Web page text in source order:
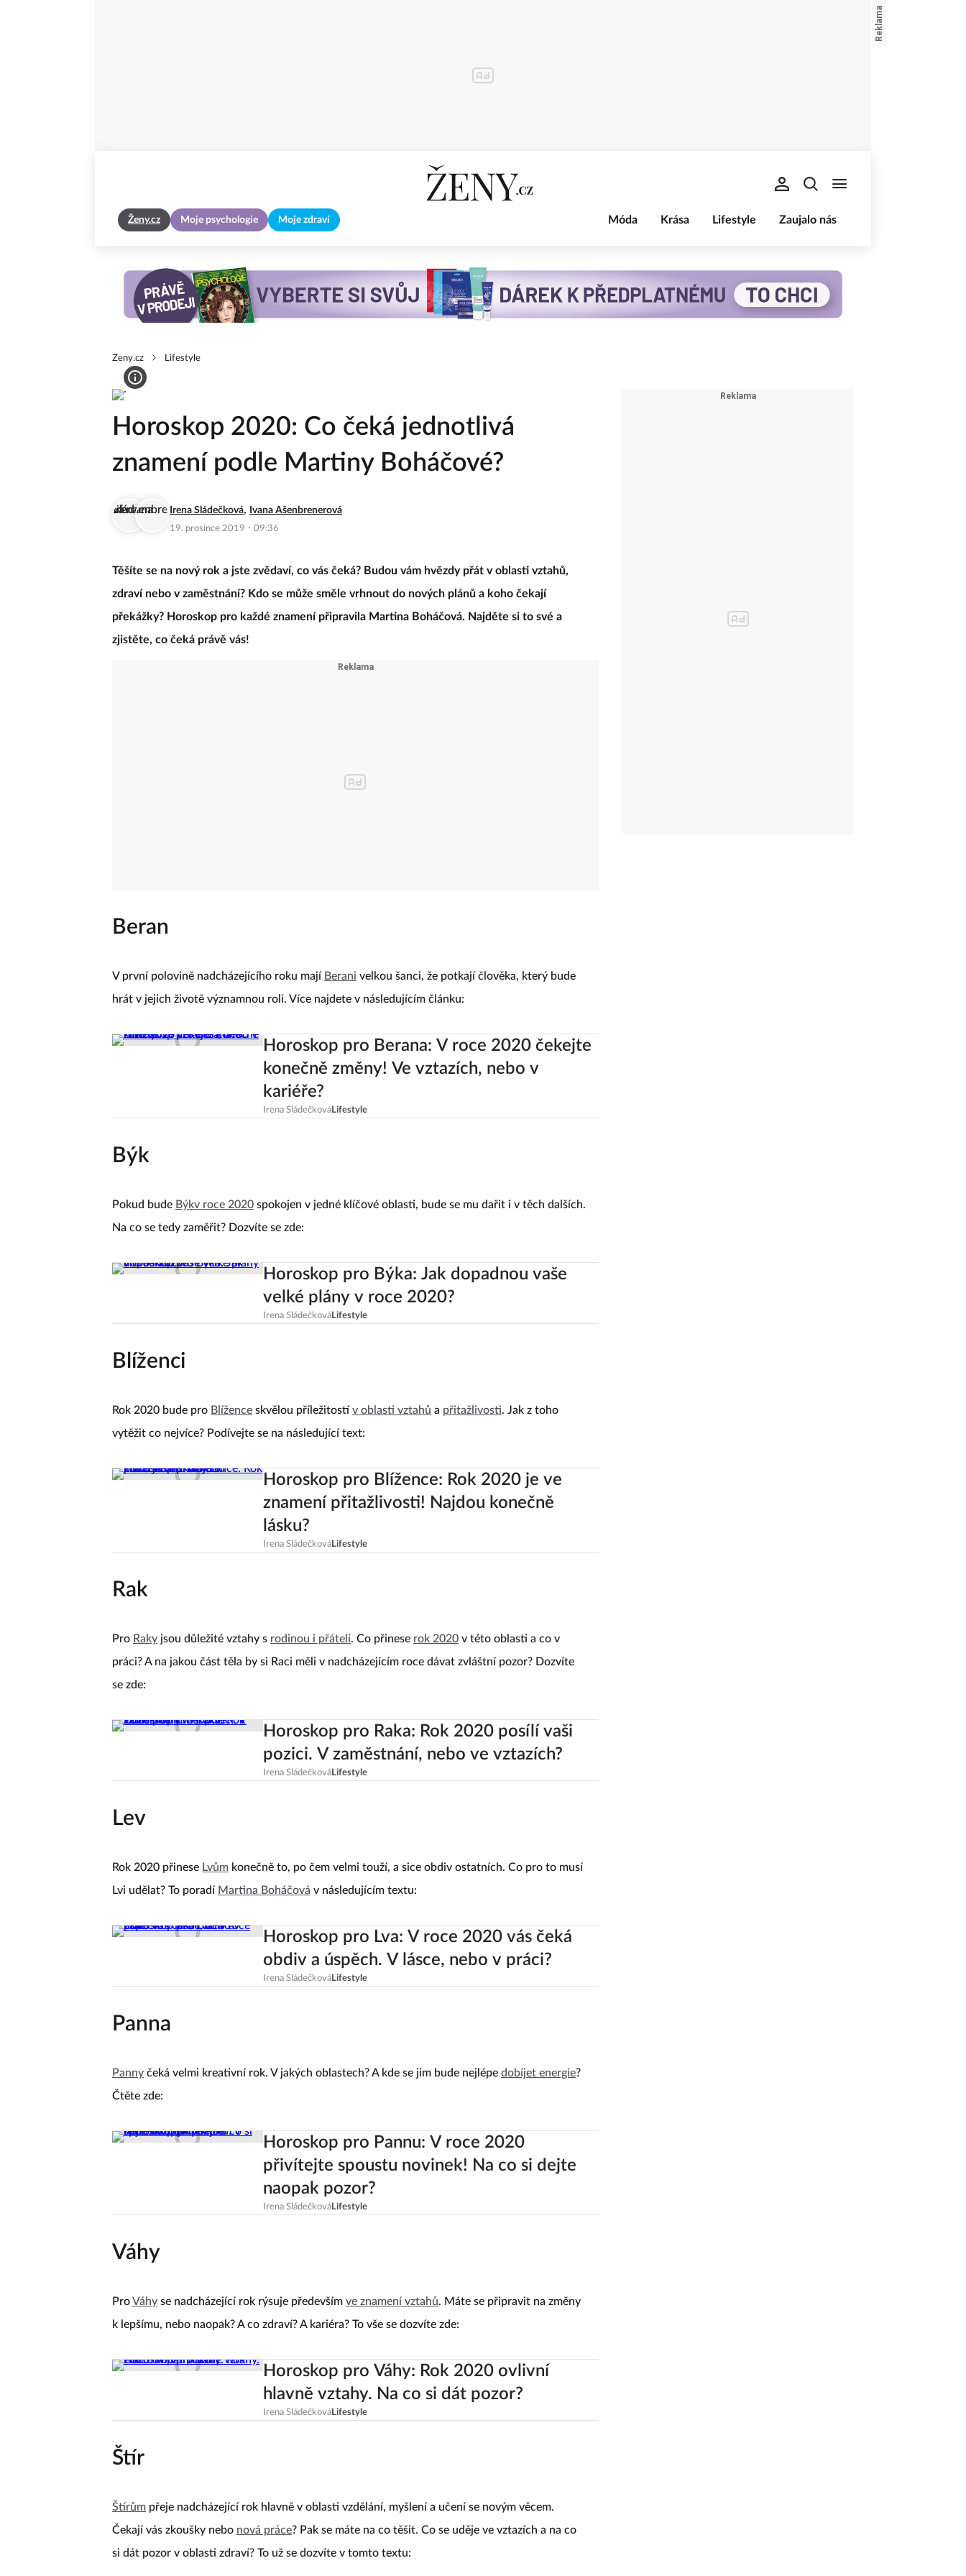
Ženy.cz Moje psychologie Moje zdraví Móda Krása Lifestyle Zaujalo nás
Zeny.cz Lifestyle
Horoskop 2020: Co čeká jednotlivá
znamení podle Martiny Boháčové?
Irena Sládečková, Ivana Ašenbrenerová
19. prosince 2019 · 09:36
Těšíte se na nový rok a jste zvědaví, co vás čeká? Budou vám hvězdy přát v oblasti vztahů,
zdraví nebo v zaměstnání? Kdo se může směle vrhnout do nových plánů a koho čekají
překážky? Horoskop pro každé znamení připravila Martina Boháčová. Najděte si to své a
zjistěte, co čeká právě vás!
Beran
V první polovině nadcházejícího roku mají Berani velkou šanci, že potkají člověka, který bude
hrát v jejich životě významnou roli. Více najdete v následujícím článku:
Horoskop pro Berana: V roce 2020 čekejte
konečně změny! Ve vztazích, nebo v
kariéře?
Irena SládečkováLifestyle
Býk
Pokud bude Býkv roce 2020 spokojen v jedné klíčové oblasti, bude se mu dařit i v těch dalších.
Na co se tedy zaměřit? Dozvíte se zde:
Horoskop pro Býka: Jak dopadnou vaše
velké plány v roce 2020?
Irena SládečkováLifestyle
Blíženci
Rok 2020 bude pro Blížence skvělou příležitostí v oblasti vztahů a přitažlivosti. Jak z toho
vytěžit co nejvíce? Podívejte se na následující text:
Horoskop pro Blížence: Rok 2020 je ve
znamení přitažlivosti! Najdou konečně
lásku?
Irena SládečkováLifestyle
Rak
Pro Raky jsou důležité vztahy s rodinou i přáteli. Co přinese rok 2020 v této oblasti a co v
práci? A na jakou část těla by si Raci měli v nadcházejícím roce dávat zvláštní pozor? Dozvíte
se zde:
Horoskop pro Raka: Rok 2020 posílí vaši
pozici. V zaměstnání, nebo ve vztazích?
Irena SládečkováLifestyle
Lev
Rok 2020 přinese Lvům konečně to, po čem velmi touží, a sice obdiv ostatních. Co pro to musí
Lvi udělat? To poradí Martina Boháčová v následujícím textu:
Horoskop pro Lva: V roce 2020 vás čeká
obdiv a úspěch. V lásce, nebo v práci?
Irena SládečkováLifestyle
Panna
Panny čeká velmi kreativní rok. V jakých oblastech? A kde se jim bude nejlépe dobíjet energie?
Čtěte zde:
Horoskop pro Pannu: V roce 2020
přivítejte spoustu novinek! Na co si dejte
naopak pozor?
Irena SládečkováLifestyle
Váhy
ProVáhy se nadcházející rok rýsuje především ve znamení vztahů. Máte se připravit na změny
k lepšímu, nebo naopak? A co zdraví? A kariéra? To vše se dozvíte zde:
Horoskop pro Váhy: Rok 2020 ovlivní
hlavně vztahy. Na co si dát pozor?
Irena SládečkováLifestyle
Štír
Štírům přeje nadcházející rok hlavně v oblasti vzdělání, myšlení a učení se novým věcem.
Čekají vás zkoušky nebo nová práce? Pak se máte na co těšit. Co se uděje ve vztazích a na co
si dát pozor v oblasti zdraví? To už se dozvíte v tomto textu: